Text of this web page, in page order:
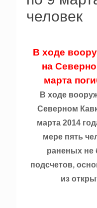
человек
В ходе
на
марта
В ходе
Северном
марта 2014
мере пять
раненых не
подсчетов,
из